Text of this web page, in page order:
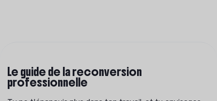
Le guide de la reconversion
professionnelle